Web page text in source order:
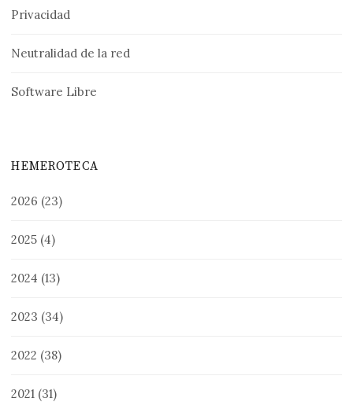
Privacidad
Neutralidad de la red
Software Libre
HEMEROTECA
2026 (23)
2025 (4)
2024 (13)
2023 (34)
2022 (38)
2021 (31)